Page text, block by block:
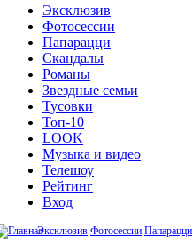
Эксклюзив
Фотосессии
Папарацци
Скандалы
Романы
Звездные семьи
Тусовки
Топ-10
LOOK
Музыка и видео
Телешоу
Рейтинг
Вход
Эксклюзив Фотосессии Папарацци